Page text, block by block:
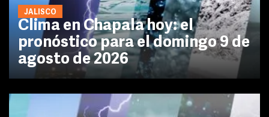
JALISCO
Clima en Chapala hoy: el
pronóstico para el domingo 9 de
agosto de 2026